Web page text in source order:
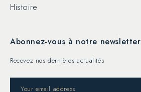
Abonnez-vous à notre newsletter
Recevez nos dernières actualités
Histoire